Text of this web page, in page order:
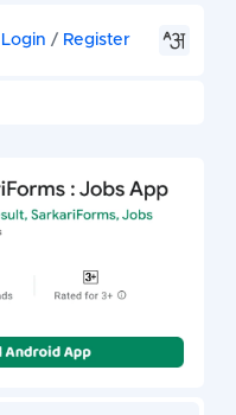
Login / Register